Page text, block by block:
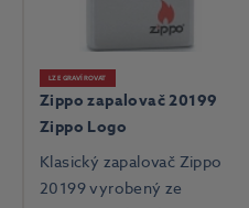
LZE GRAVÍROVAT
Zippo zapalovač 20199
Zippo Logo
Klasický zapalovač Zippo
20199 vyrobený ze